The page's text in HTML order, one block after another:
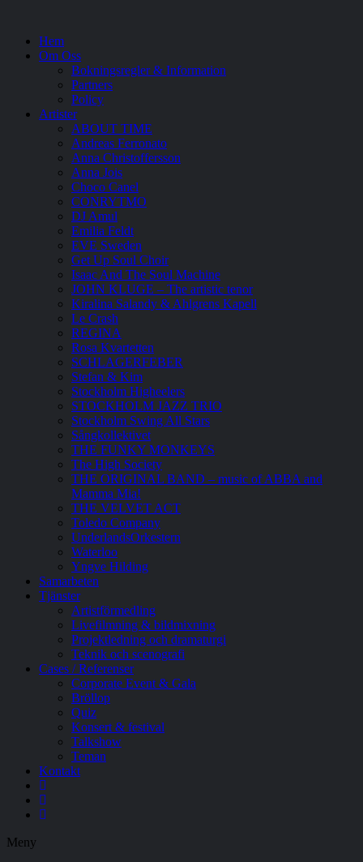
Hem
Om Oss
Bokningsregler & Information
Partners
Policy
Artister
ABOUT TIME
Andreas Ferronato
Anna Christoffersson
Anna Jois
Choco Canel
CONRYTMO
DJ Amul
Emilia Feldt
EVE Sweden
Get Up Soul Choir
Isaac And The Soul Machine
JOHN KLUGE – The artistic tenor
Kiralina Salandy & Ahlgrens Kapell
Le Crash
REGINA
Rosa Kvartetten
SCHLAGERFEBER
Stefan & Kim
Stockholm Higheelers
STOCKHOLM JAZZ TRIO
Stockholm Swing All Stars
Sångkollektivet
THE FUNKY MONKEYS
The High Society
THE ORIGINAL BAND – music of ABBA and
Mamma Mia!
THE VELVET ACT
Toledo Company
UnderlandsOrkestern
Waterloo
Yngve Hilding
Samarbeten
Tjänster
Artistförmedling
Livefilmning & bildmixning
Projektledning och dramaturgi
Teknik och scenografi
Cases / Referenser
Corporate Event & Gala
Bröllop
Quiz
Konsert & festival
Talkshow
Teman
Kontakt
Meny